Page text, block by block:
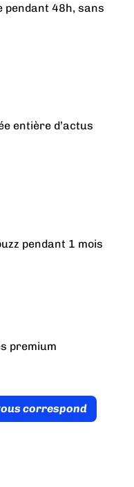
pendant 48h, sans
entière d’actus
pendant 1 mois
premium
correspond